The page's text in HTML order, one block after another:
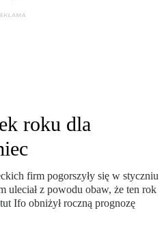
roku dla
firm pogorszyły się w styczniu
uleciał z powodu obaw, że ten rok
Ifo obniżył roczną prognozę